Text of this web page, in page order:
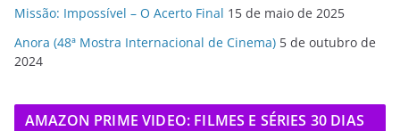
Missão: Impossível – O Acerto Final 15 de maio de 2025
Anora (48ª Mostra Internacional de Cinema) 5 de outubro de
2024
AMAZON PRIME VIDEO: FILMES E SÉRIES 30 DIAS